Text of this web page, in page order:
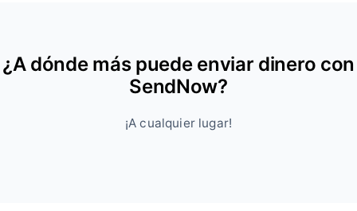
¿A dónde más puede enviar dinero con
SendNow?
¡A cualquier lugar!